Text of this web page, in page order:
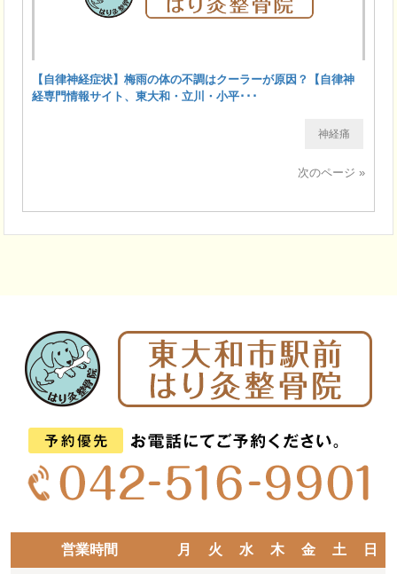
【自律神経症状】梅雨の体の不調はクーラーが原因？【自律神
経専門情報サイト、東大和・立川・小平･･･
神経痛
次のページ »
営業時間 月 火 水 木 金 土 日